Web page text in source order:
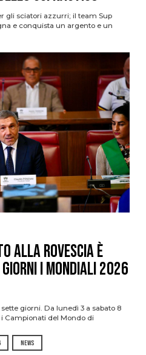
gli sciatori azzurri; il team Sup
e conquista un argento e un
alla rovescia è
i Mondiali 2026
giorni. Da lunedì 3 a sabato 8
i Campionati del Mondo di
NEWS